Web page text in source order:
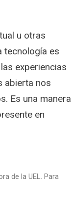
u otras
tecnología es
experiencias
abierta nos
Es una manera
en
de la UEL. Para